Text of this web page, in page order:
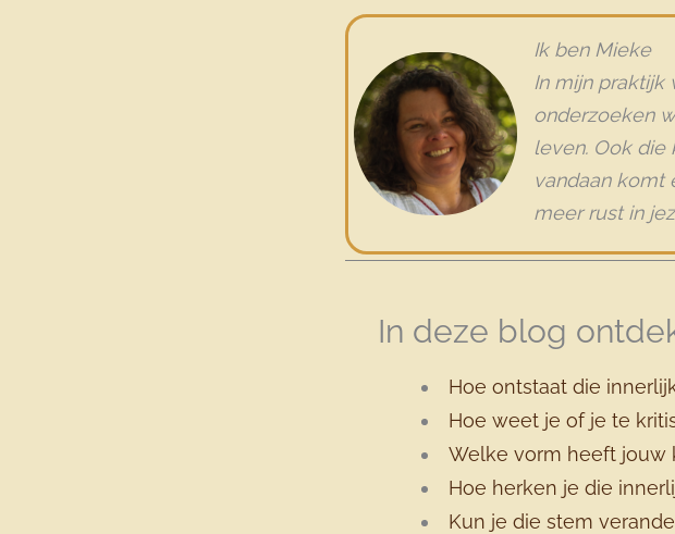
Ik ben Mieke
In mijn praktijk
onderzoeken
leven. Ook die
vandaan komt
meer rust in
In deze blog
Hoe ontstaat die
Hoe weet je of je te
Welke vorm heeft jouw
Hoe herken je die
Kun je die stem